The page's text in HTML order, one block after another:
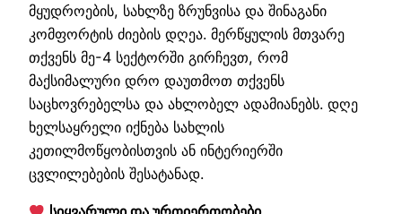
მყუდროების, სახლზე ზრუნვისა და შინაგანი
კომფორტის ძიების დღეა. მერწყულის მთვარე
თქვენს მე-4 სექტორში გირჩევთ, რომ
მაქსიმალური დრო დაუთმოთ თქვენს
საცხოვრებელსა და ახლობელ ადამიანებს. დღე
ხელსაყრელი იქნება სახლის
კეთილმოწყობისთვის ან ინტერიერში
ცვლილებების შესატანად.